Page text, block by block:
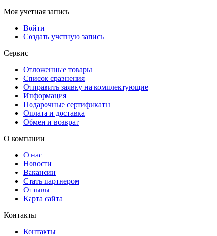
Моя учетная запись
Войти
Создать учетную запись
Сервис
Отложенные товары
Список сравнения
Отправить заявку на комплектующие
Информация
Подарочные сертификаты
Оплата и доставка
Обмен и возврат
О компании
О нас
Новости
Вакансии
Стать партнером
Отзывы
Карта сайта
Контакты
Контакты